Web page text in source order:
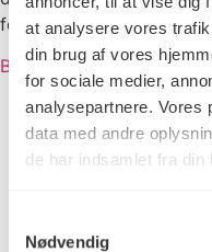
at analysere vores
din brug af vores
for sociale medier,
analysepartnere. Vores
data med andre
de har indsamlet fra din
Nødvendig
ford in rejse.
Book tid